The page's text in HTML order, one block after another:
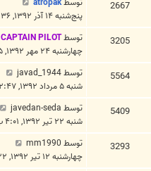
2667 توسطatropak
پنج‌شنبه ۱۴ آذر ۱۳۹۲, ۱۲:۳۶ ق.ظ
3205 توسطCAPTAIN PILOT
چهارشنبه ۲۴ مهر ۱۳۹۲, ۸:۰۵ ب.ظ
5564 توسطjavad_1944
شنبه ۵ مرداد ۱۳۹۲, ۱۲:۴۷ ق.ظ
5409 توسط javedan-seda
شنبه ۲۲ تیر ۱۳۹۲, ۴:۰۱ ب.ظ
3293 توسط mm1990
چهارشنبه ۱۲ تیر ۱۳۹۲, ۱۰:۲۲ ق.ظ